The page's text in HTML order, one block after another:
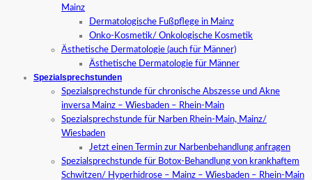
Mainz
Dermatologische Fußpflege in Mainz
Onko-Kosmetik/ Onkologische Kosmetik
Ästhetische Dermatologie (auch für Männer)
Ästhetische Dermatologie für Männer
Spezialsprechstunden
Spezialsprechstunde für chronische Abszesse und Akne
inversa Mainz – Wiesbaden – Rhein-Main
Spezialsprechstunde für Narben Rhein-Main, Mainz/
Wiesbaden
Jetzt einen Termin zur Narbenbehandlung anfragen
Spezialsprechstunde für Botox-Behandlung von krankhaftem
Schwitzen/ Hyperhidrose – Mainz – Wiesbaden – Rhein-Main